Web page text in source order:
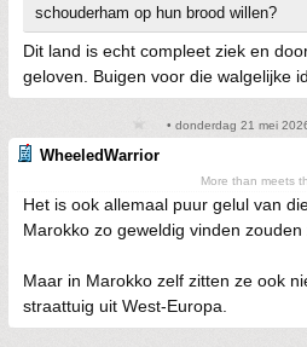
schouderham op hun brood willen?
Dit land is echt compleet ziek en
geloven. Buigen voor die walgelijke
• donderdag 21 mei
WheeledWarrior
More than meets
Het is ook allemaal puur gelul van
Marokko zo geweldig vinden zouden
Maar in Marokko zelf zitten ze ook
straattuig uit West-Europa.